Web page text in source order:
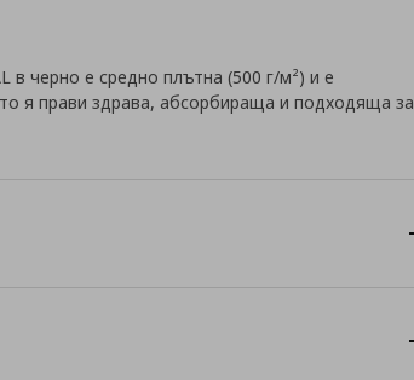
в черно е средно плътна (500 г/м²) и е
я прави здрава, абсорбираща и подходяща за